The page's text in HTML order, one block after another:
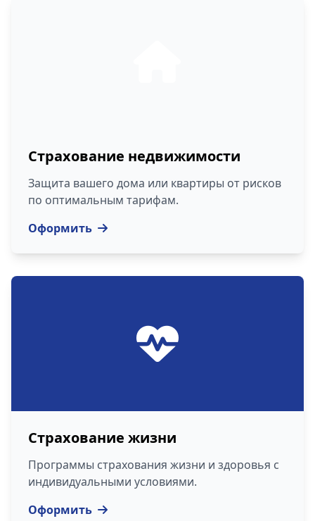
Страхование недвижимости
Защита вашего дома или квартиры от рисков
по оптимальным тарифам.
Оформить
Страхование жизни
Программы страхования жизни и здоровья с
индивидуальными условиями.
Оформить